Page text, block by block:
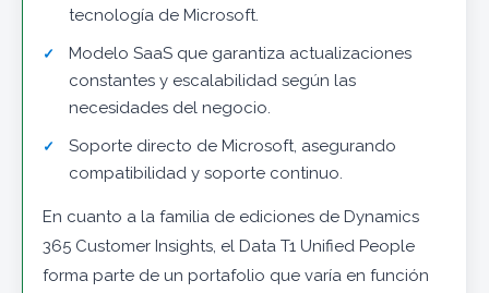
tecnología de Microsoft.
Modelo SaaS que garantiza actualizaciones
constantes y escalabilidad según las
necesidades del negocio.
Soporte directo de Microsoft, asegurando
compatibilidad y soporte continuo.
En cuanto a la familia de ediciones de Dynamics
365 Customer Insights, el Data T1 Unified People
forma parte de un portafolio que varía en función